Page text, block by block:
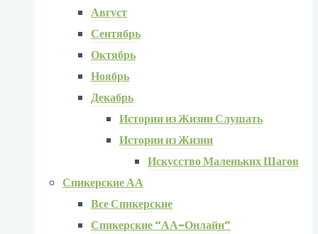
Август
Сентябрь
Октябрь
Ноябрь
Декабрь
Истории из Жизни Слушать
Истории из Жизни
Искусство Маленьких Шагов
Спикерские АА
Все Спикерские
Спикерские “АА-Онлайн”